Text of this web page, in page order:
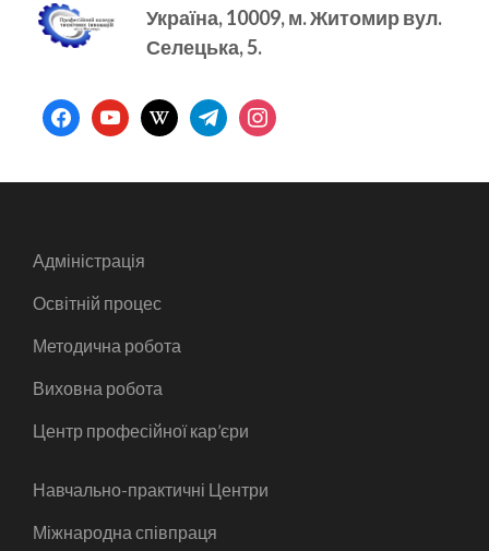
Україна, 10009, м.Житомир вул.
Селецька, 5.
facebookyoutubewikipediatelegraminstagram
Адміністрація
Освітній процес
Методична робота
Виховна робота
Центр професійної кар’єри
Навчально-практичні Центри
Міжнародна співпраця